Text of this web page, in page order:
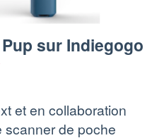
sur Indiegogo
et en collaboration
scanner de poche